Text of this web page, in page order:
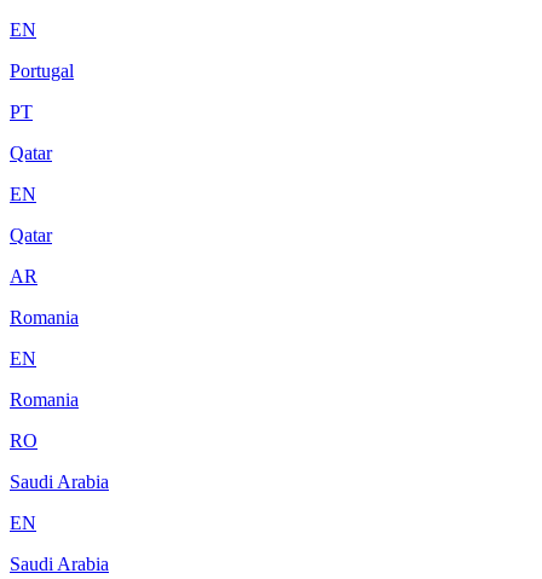
EN
Portugal
PT
Qatar
EN
Qatar
AR
Romania
EN
Romania
RO
Saudi Arabia
EN
Saudi Arabia